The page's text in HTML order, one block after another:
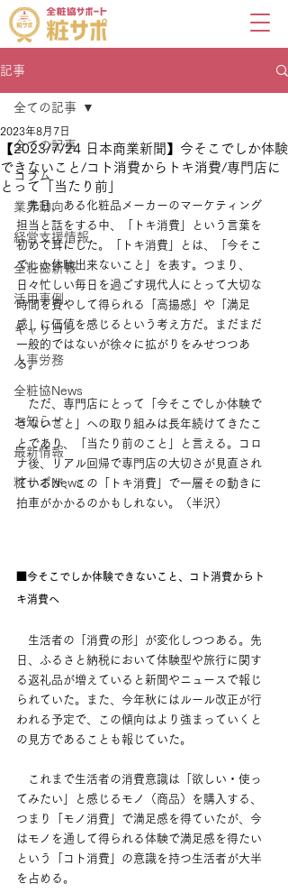
記事
全ての記事
コラム
業界動向
経営支援情報
全粧協新報
活用事例
キャリコン
人事労務
全粧協News
お知らせ
最新情報
粧サポNews
全ての記事
【2023/7/24 日本商業新聞】今そこでしか体験
できないこと/コト消費からトキ消費/専門店に
とって「当たり前」
2023年8月7日
先日、ある化粧品メーカーのマーケティング
担当と話をする中、「トキ消費」という言葉を
初めて耳にした。「トキ消費」とは、「今そこ
でしか体験出来ないこと」を表す。つまり、
日々忙しい毎日を過ごす現代人にとって大切な
時間を費やして得られる「高揚感」や「満足
感」に価値を感じるという考え方だ。まだまだ
一般的ではないが徐々に拡がりをみせつつあ
る。
ただ、専門店にとって「今そこでしか体験で
きないこと」への取り組みは長年続けてきたこ
とであり、「当たり前のこと」と言える。コロ
ナ後、リアル回帰で専門店の大切さが見直され
ているが、この「トキ消費」で一層その動きに
拍車がかかるのかもしれない。（半沢）
■今そこでしか体験できないこと、コト消費からト
キ消費へ
生活者の「消費の形」が変化しつつある。先
日、ふるさと納税において体験型や旅行に関す
る返礼品が増えていると新聞やニュースで報じ
られていた。また、今年秋にはルール改正が行
われる予定で、この傾向はより強まっていくと
の見方であることも報じていた。
これまで生活者の消費意識は「欲しい・使っ
てみたい」と感じるモノ（商品）を購入する、
つまり「モノ消費」で満足感を得ていたが、今
はモノを通して得られる体験で満足感を得たい
という「コト消費」の意識を持つ生活者が大半
を占める。